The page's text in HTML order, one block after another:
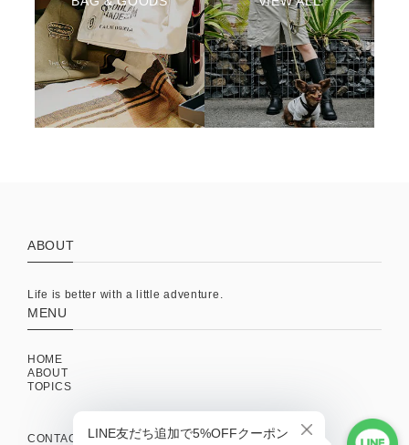
ABOUT
Life is better with a little adventure.
MENU
HOME
ABOUT
TOPICS
CONTACT